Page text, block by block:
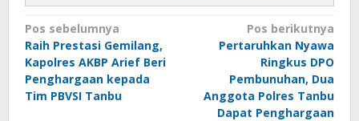
Navigasi
pos
Pos sebelumnya
Raih Prestasi Gemilang,
Kapolres AKBP Arief Beri
Penghargaan kepada
Tim PBVSI Tanbu
Pos berikutnya
Pertaruhkan Nyawa
Ringkus DPO
Pembunuhan, Dua
Anggota Polres Tanbu
Dapat Penghargaan